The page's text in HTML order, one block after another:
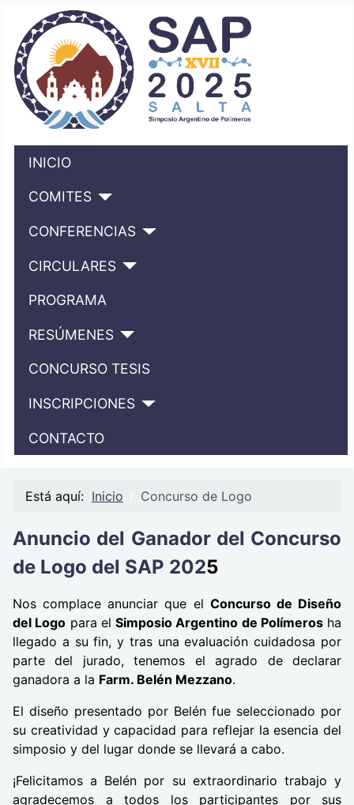
INICIO
COMITES
CONFERENCIAS
CIRCULARES
PROGRAMA
RESÚMENES
CONCURSO TESIS
INSCRIPCIONES
CONTACTO
Está aquí: Inicio Concurso de Logo
Anuncio del Ganador del Concurso
de Logo del SAP 2025
Nos complace anunciar que el Concurso de Diseño
del Logo para el Simposio Argentino de Polímerosha
llegado a su fin, y tras una evaluación cuidadosa por
parte del jurado, tenemos el agrado de declarar
ganadora a la Farm. Belén Mezzano.
El diseño presentado por Belén fue seleccionado por
su creatividad y capacidad para reflejar la esencia del
simposio y del lugar donde se llevará a cabo.
¡Felicitamos a Belén por su extraordinario trabajo y
agradecemos a todos los participantes por sus